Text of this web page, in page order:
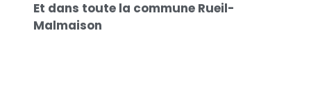
Et dans toute la commune Rueil-
Malmaison